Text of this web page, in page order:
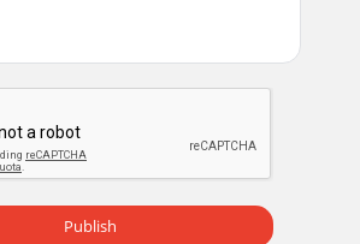
Publish